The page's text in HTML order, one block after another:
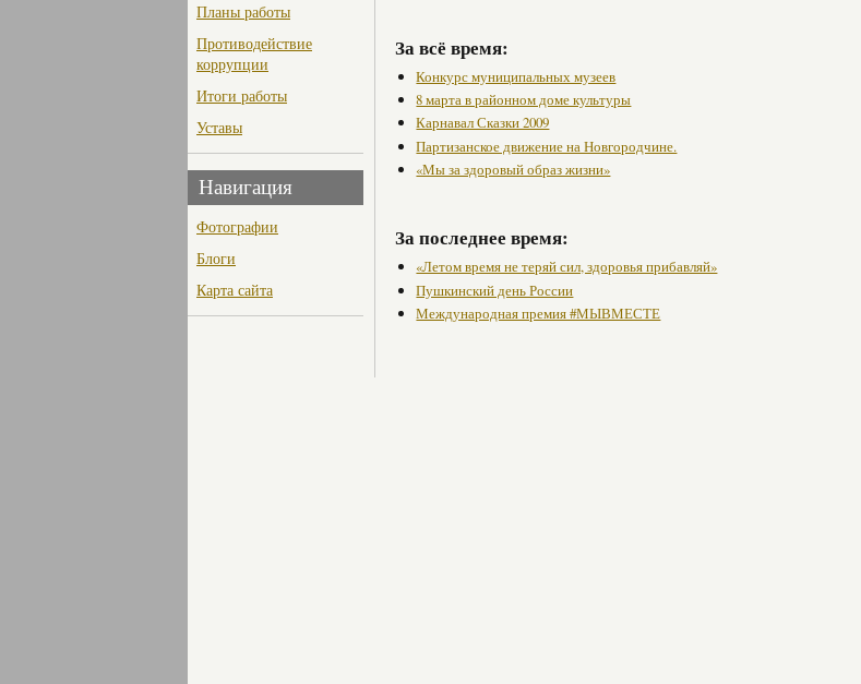
Планы работы
Противодействие
коррупции
Итоги работы
Уставы
Навигация
Фотографии
Блоги
Карта сайта
За всё время:
Конкурс муниципальных музеев
8 марта в районном доме культуры
Карнавал Сказки 2009
Партизанское движение на Новгородчине.
«Мы за здоровый образ жизни»
За последнее время:
«Летом время не теряй сил, здоровья прибавляй»
Пушкинский день России
Международная премия #МЫВМЕСТЕ